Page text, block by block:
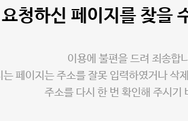
요청하신 페이지를 찾을
이용에 불편을 드려 죄송합
는 페이지는 주소를 잘못 입력하였거나 삭
주소를 다시 한 번 확인해 주시기